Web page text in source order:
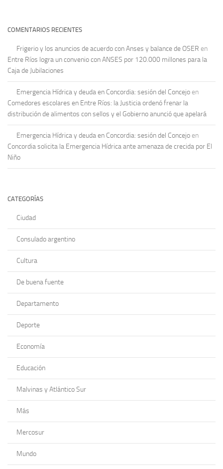
COMENTARIOS RECIENTES
Frigerio y los anuncios de acuerdo con Anses y balance de OSER en
Entre Ríos logra un convenio con ANSES por 120.000 millones para la
Caja de Jubilaciones
Emergencia Hídrica y deuda en Concordia: sesión del Concejo en
Comedores escolares en Entre Ríos: la Justicia ordenó frenar la
distribución de alimentos con sellos y el Gobierno anunció que apelará
Emergencia Hídrica y deuda en Concordia: sesión del Concejo en
Concordia solicita la Emergencia Hídrica ante amenaza de crecida por El
Niño
CATEGORÍAS
Ciudad
Consulado argentino
Cultura
De buena fuente
Departamento
Deporte
Economía
Educación
Malvinas y Atlántico Sur
Más
Mercosur
Mundo